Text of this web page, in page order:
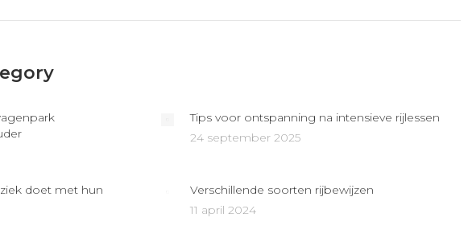
Tips voor ontspanning na intensieve rijlessen
24 september 2025
doet met hun
Verschillende soorten rijbewijzen
11 april 2024